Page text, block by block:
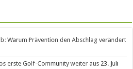
Warum Prävention den Abschlag verändert
erste Golf-Community weiter aus 23. Juli